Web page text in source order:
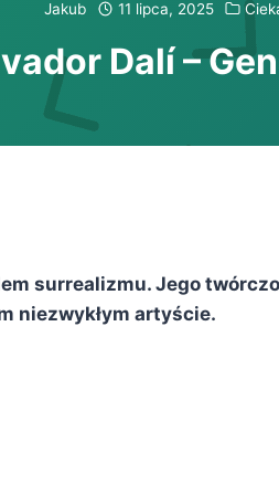
Jakub 11 lipca, 2025
Dalí –
surrealizmu. Jego
niezwykłym artyście.